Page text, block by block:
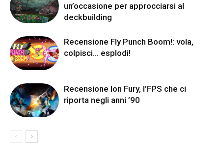
un’occasione per approcciarsi al
deckbuilding
Recensione Fly Punch Boom!: vola,
colpisci… esplodi!
Recensione Ion Fury, l’FPS che ci
riporta negli anni ’90